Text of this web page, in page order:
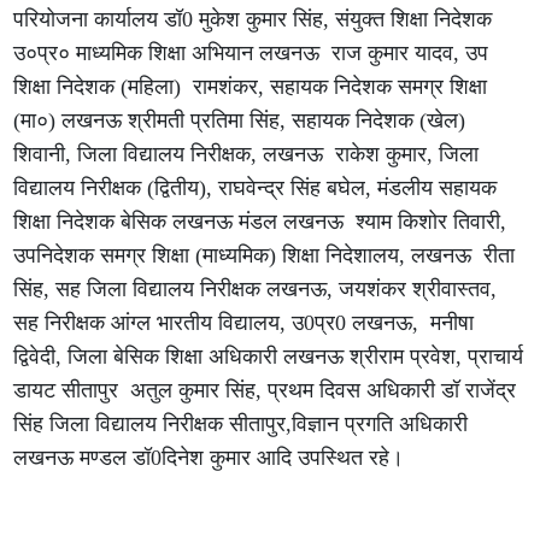
परियोजना कार्यालय डॉ0 मुकेश कुमार सिंह, संयुक्त शिक्षा निदेशक
उ०प्र० माध्यमिक शिक्षा अभियान लखनऊ राज कुमार यादव, उप
शिक्षा निदेशक (महिला) रामशंकर, सहायक निदेशक समग्र शिक्षा
(मा०) लखनऊ श्रीमती प्रतिमा सिंह, सहायक निदेशक (खेल)
शिवानी, जिला विद्यालय निरीक्षक, लखनऊ राकेश कुमार, जिला
विद्यालय निरीक्षक (द्वितीय), राघवेन्द्र सिंह बघेल, मंडलीय सहायक
शिक्षा निदेशक बेसिक लखनऊ मंडल लखनऊ श्याम किशोर तिवारी,
उपनिदेशक समग्र शिक्षा (माध्यमिक) शिक्षा निदेशालय, लखनऊ रीता
सिंह, सह जिला विद्यालय निरीक्षक लखनऊ, जयशंकर श्रीवास्तव,
सह निरीक्षक आंग्ल भारतीय विद्यालय, उ0प्र0 लखनऊ, मनीषा
द्विवेदी, जिला बेसिक शिक्षा अधिकारी लखनऊ श्रीराम प्रवेश, प्राचार्य
डायट सीतापुर अतुल कुमार सिंह, प्रथम दिवस अधिकारी डॉ राजेंद्र
सिंह जिला विद्यालय निरीक्षक सीतापुर,विज्ञान प्रगति अधिकारी
लखनऊ मण्डल डॉ0दिनेश कुमार आदि उपस्थित रहे।